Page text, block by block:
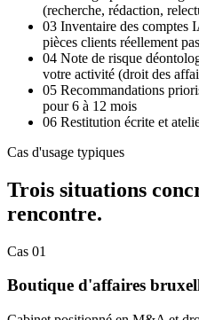
(recherche, rédaction,
03 Inventaire des comptes
pièces clients réellement
04 Note de risque
votre activité (droit des
05 Recommandations
pour 6 à 12 mois
06 Restitution écrite et
Cas d'usage typiques
Trois situations
rencontre.
Cas 01
Boutique d'affaires